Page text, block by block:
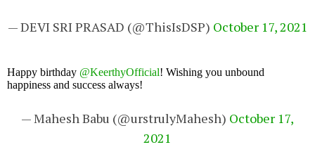
— DEVI SRI PRASAD (@ThisIsDSP) October 17, 2021
Happy birthday @KeerthyOfficial! Wishing you unbound
happiness and success always!
— Mahesh Babu (@urstrulyMahesh) October 17,
2021